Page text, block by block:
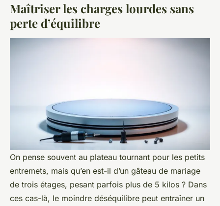
Maîtriser les charges lourdes sans
perte d’équilibre
On pense souvent au plateau tournant pour les petits
entremets, mais qu’en est-il d’un gâteau de mariage
de trois étages, pesant parfois plus de 5 kilos ? Dans
ces cas-là, le moindre déséquilibre peut entraîner un